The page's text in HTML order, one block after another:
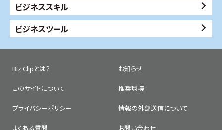
ビジネススキル
ビジネスツール
Biz Clipとは？ お知らせ
このサイトについて 推奨環境
プライバシーポリシー 情報の外部送信について
よくある質問 お問い合わせ